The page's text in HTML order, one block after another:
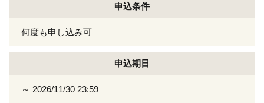
申込条件
何度も申し込み可
申込期日
～ 2026/11/30 23:59